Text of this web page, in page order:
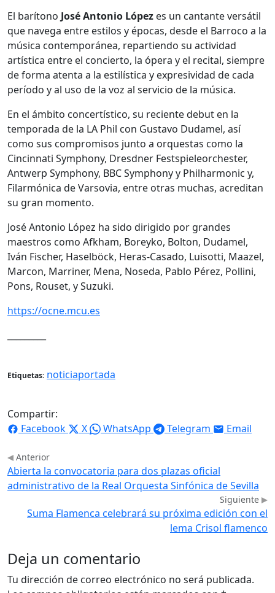
El barítono José Antonio López es un cantante versátil
que navega entre estilos y épocas, desde el Barroco a la
música contemporánea, repartiendo su actividad
artística entre el concierto, la ópera y el recital, siempre
de forma atenta a la estilística y expresividad de cada
período y al uso de la voz al servicio de la música.
En el ámbito concertístico, su reciente debut en la
temporada de la LA Phil con Gustavo Dudamel, así
como sus compromisos junto a orquestas como la
Cincinnati Symphony, Dresdner Festspieleorchester,
Antwerp Symphony, BBC Symphony y Philharmonic y,
Filarmónica de Varsovia, entre otras muchas, acreditan
su gran momento.
José Antonio López ha sido dirigido por grandes
maestros como Afkham, Boreyko, Bolton, Dudamel,
Iván Fischer, Haselböck, Heras-Casado, Luisotti, Maazel,
Marcon, Marriner, Mena, Noseda, Pablo Pérez, Pollini,
Pons, Rouset, y Suzuki.
https://ocne.mcu.es
Etiquetas: noticiaportada
Compartir:
Facebook
X WhatsApp Telegram Email
Anterior
Abierta la convocatoria para dos plazas oficial
administrativo de la Real Orquesta Sinfónica de Sevilla
Siguiente
Suma Flamenca celebrará su próxima edición con el
lema Crisol flamenco
Deja un comentario
Tu dirección de correo electrónico no será publicada.